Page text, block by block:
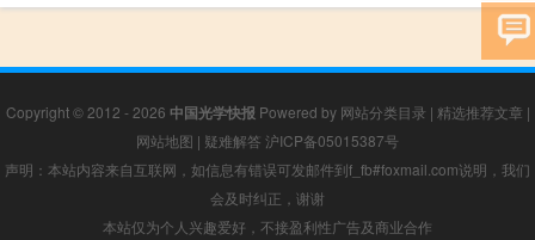
Copyright © 2012 - 2026 中国光学快报 Powered by 网站分类目录 | 精选推荐文章 |
网站地图 | 疑难解答 沪ICP备05015387号
声明：本站内容来自互联网，如信息有错误可发邮件到f_fb#foxmail.com说明，我们
会及时纠正，谢谢
本站仅为个人兴趣爱好，不接盈利性广告及商业合作